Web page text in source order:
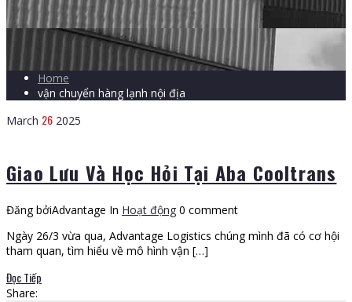
Home
vận chuyển hàng lạnh nội địa
March 26 2025
Giao Lưu Và Học Hỏi Tại Aba Cooltrans
Đăng bởiAdvantage In Hoạt động 0 comment
Ngày 26/3 vừa qua, Advantage Logistics chúng mình đã có cơ hội
tham quan, tìm hiểu về mô hình vận […]
Đọc Tiếp
Share: